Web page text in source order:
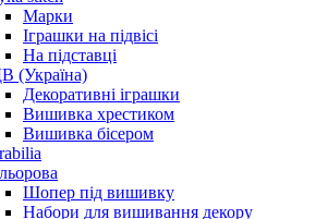
Марки
Іграшки на підвісі
На підставці
(Україна)
Декоративні іграшки
Вишивка хрестиком
Вишивка бісером
Шопер під вишивку
Набори для вишивання декору